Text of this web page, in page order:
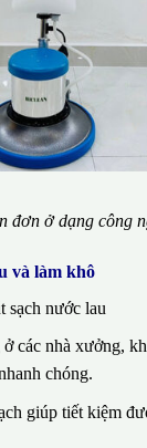
đơn ở dạng công
và làm khô
sạch nước lau
các nhà xưởng,
chóng.
giúp tiết kiệm